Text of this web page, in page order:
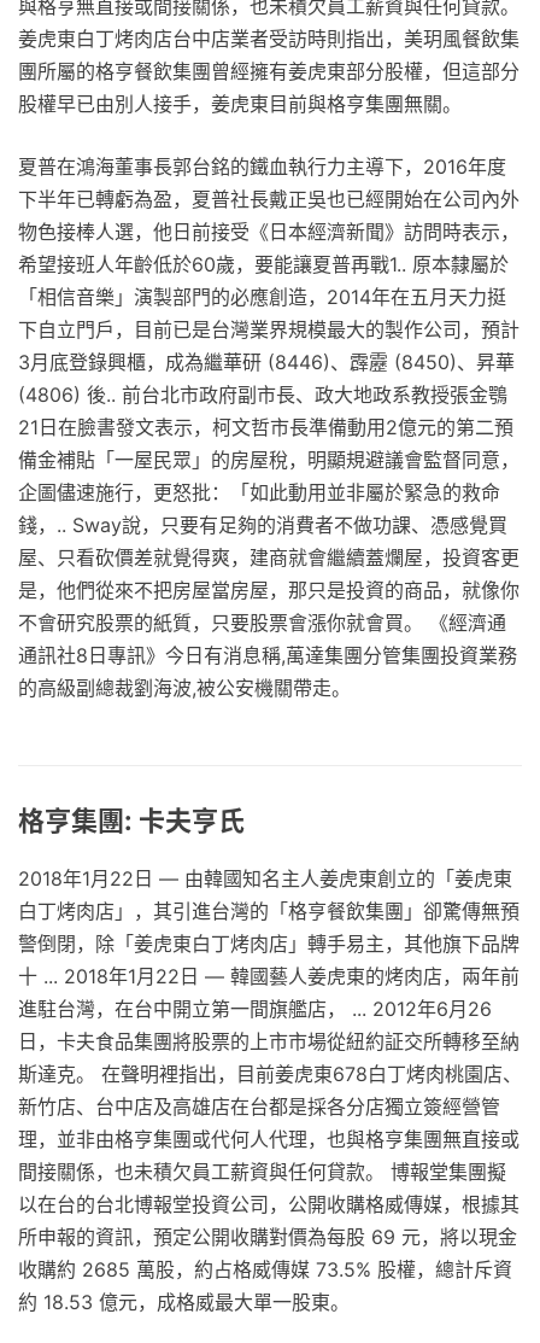
與格亨無直接或間接關係，也未積欠員工薪資與任何貸款。
姜虎東白丁烤肉店台中店業者受訪時則指出，美玥風餐飲集
團所屬的格亨餐飲集團曾經擁有姜虎東部分股權，但這部分
股權早已由別人接手，姜虎東目前與格亨集團無關。
夏普在鴻海董事長郭台銘的鐵血執行力主導下，2016年度
下半年已轉虧為盈，夏普社長戴正吳也已經開始在公司內外
物色接棒人選，他日前接受《日本經濟新聞》訪問時表示，
希望接班人年齡低於60歲，要能讓夏普再戰1.. 原本隸屬於
「相信音樂」演製部門的必應創造，2014年在五月天力挺
下自立門戶，目前已是台灣業界規模最大的製作公司，預計
3月底登錄興櫃，成為繼華研 (8446)、霹靂 (8450)、昇華
(4806) 後.. 前台北市政府副市長、政大地政系教授張金鶚
21日在臉書發文表示，柯文哲市長準備動用2億元的第二預
備金補貼「一屋民眾」的房屋稅，明顯規避議會監督同意，
企圖儘速施行，更怒批：「如此動用並非屬於緊急的救命
錢，.. Sway說，只要有足夠的消費者不做功課、憑感覺買
屋、只看砍價差就覺得爽，建商就會繼續蓋爛屋，投資客更
是，他們從來不把房屋當房屋，那只是投資的商品，就像你
不會研究股票的紙質，只要股票會漲你就會買。 《經濟通
通訊社8日專訊》今日有消息稱,萬達集團分管集團投資業務
的高級副總裁劉海波,被公安機關帶走。
格亨集團: 卡夫亨氏
2018年1月22日 — 由韓國知名主人姜虎東創立的「姜虎東
白丁烤肉店」，其引進台灣的「格亨餐飲集團」卻驚傳無預
警倒閉，除「姜虎東白丁烤肉店」轉手易主，其他旗下品牌
十 ... 2018年1月22日 — 韓國藝人姜虎東的烤肉店，兩年前
進駐台灣，在台中開立第一間旗艦店， ... 2012年6月26
日，卡夫食品集團將股票的上市市場從紐約証交所轉移至納
斯達克。 在聲明裡指出，目前姜虎東678白丁烤肉桃園店、
新竹店、台中店及高雄店在台都是採各分店獨立簽經營管
理，並非由格亨集團或代何人代理，也與格亨集團無直接或
間接關係，也未積欠員工薪資與任何貸款。 博報堂集團擬
以在台的台北博報堂投資公司，公開收購格威傳媒，根據其
所申報的資訊，預定公開收購對價為每股 69 元，將以現金
收購約 2685 萬股，約占格威傳媒 73.5% 股權，總計斥資
約 18.53 億元，成格威最大單一股東。